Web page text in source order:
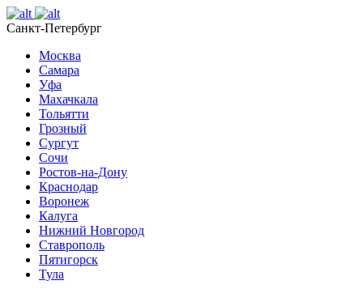
Санкт-Петербург
Москва
Самара
Уфа
Махачкала
Тольятти
Грозный
Сургут
Сочи
Ростов-на-Дону
Краснодар
Воронеж
Калуга
Нижний Новгород
Ставрополь
Пятигорск
Тула